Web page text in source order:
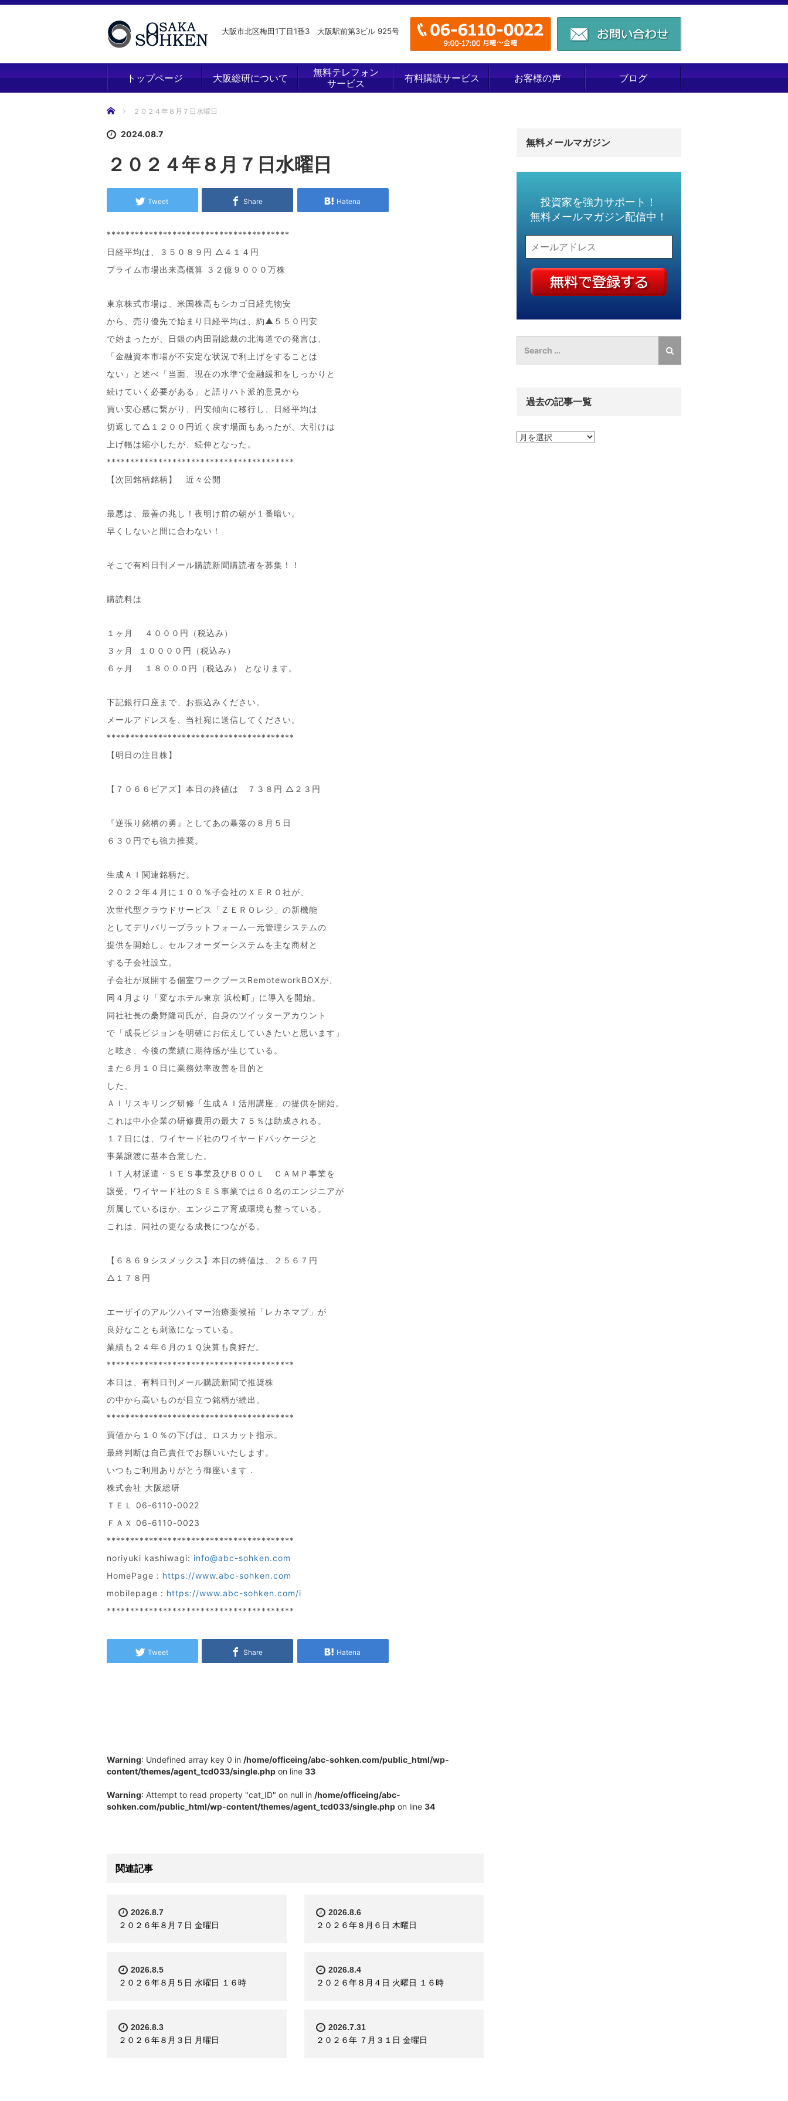
大阪市北区梅田1丁目1番3 大阪駅前第3ビル 925号
トップページ 大阪総研について
無料テレフォン
サービス
有料購読サービス お客様の声 ブログ
ホーム ２０２４年８月７日水曜日
2024.08.7
２０２４年８月７日水曜日
Tweet Share Hatena
***************************************
日経平均は、３５０８９円 △４１４円
プライム市場出来高概算 ３２億９０００万株
東京株式市場は、米国株高もシカゴ日経先物安
から、売り優先で始まり日経平均は、約▲５５０円安
で始まったが、日銀の内田副総裁の北海道での発言は、
「金融資本市場が不安定な状況で利上げをすることは
ない」と述べ「当面、現在の水準で金融緩和をしっかりと
続けていく必要がある」と語りハト派的意見から
買い安心感に繋がり、円安傾向に移行し、日経平均は
切返して△１２００円近く戻す場面もあったが、大引けは
上げ幅は縮小したが、続伸となった。
****************************************
【次回銘柄銘柄】 近々公開
最悪は、最善の兆し！夜明け前の朝が１番暗い。
早くしないと間に合わない！
そこで有料日刊メール購読新聞購読者を募集！！
購読料は
１ヶ月 ４０００円（税込み）
３ヶ月 １００００円（税込み）
６ヶ月 １８０００円（税込み） となります。
下記銀行口座まで、お振込みください。
メールアドレスを、当社宛に送信してください。
****************************************
【明日の注目株】
【７０６６ピアズ】本日の終値は ７３８円 △２３円
『逆張り銘柄の勇』としてあの暴落の８月５日
６３０円でも強力推奨。
生成ＡＩ関連銘柄だ。
２０２２年４月に１００％子会社のＸＥＲＯ社が、
次世代型クラウドサービス「ＺＥＲＯレジ」の新機能
としてデリバリープラットフォーム一元管理システムの
提供を開始し、セルフオーダーシステムを主な商材と
する子会社設立。
子会社が展開する個室ワークブースRemoteworkBOXが、
同４月より「変なホテル東京 浜松町」に導入を開始。
同社社長の桑野隆司氏が、自身のツイッターアカウント
で「成長ビジョンを明確にお伝えしていきたいと思います」
と呟き、今後の業績に期待感が生じている。
また６月１０日に業務効率改善を目的と
した、
ＡＩリスキリング研修「生成ＡＩ活用講座」の提供を開始。
これは中小企業の研修費用の最大７５％は助成される。
１７日には、ワイヤード社のワイヤードパッケージと
事業譲渡に基本合意した。
ＩＴ人材派遣・ＳＥＳ事業及びＢＯＯＬ ＣＡＭＰ事業を
譲受。ワイヤード社のＳＥＳ事業では６０名のエンジニアが
所属しているほか、エンジニア育成環境も整っている。
これは、同社の更なる成長につながる。
【６８６９シスメックス】本日の終値は、２５６７円
△１７８円
エーザイのアルツハイマー治療薬候補「レカネマブ」が
良好なことも刺激になっている。
業績も２４年６月の１Ｑ決算も良好だ。
****************************************
本日は、有料日刊メール購読新聞で推奨株
の中から高いものが目立つ銘柄が続出。
****************************************
買値から１０％の下げは、ロスカット指示。
最終判断は自己責任でお願いいたします。
いつもご利用ありがとう御座います．
株式会社 大阪総研
ＴＥＬ 06-6110-0022
ＦＡＸ 06-6110-0023
****************************************
noriyuki kashiwagi: info@abc-sohken.com
HomePage : https://www.abc-sohken.com
mobilepage : https://www.abc-sohken.com/i
****************************************
Tweet Share Hatena
Warning: Undefined array key 0 in /home/officeing/abc-sohken.com/public_html/wp-
content/themes/agent_tcd033/single.php on line 33
Warning: Attempt to read property "cat_ID" on null in /home/officeing/abc-
sohken.com/public_html/wp-content/themes/agent_tcd033/single.php on line 34
関連記事
2026.8.7
２０２６年８月７日 金曜日
2026.8.6
２０２６年８月６日 木曜日
2026.8.5
２０２６年８月５日 水曜日 １６時
2026.8.4
２０２６年８月４日 火曜日 １６時
2026.8.3
２０２６年８月３日 月曜日
2026.7.31
２０２６年 ７月３１日 金曜日
無料メールマガジン
投資家を強力サポート！
無料メールマガジン配信中！
過去の記事一覧
過